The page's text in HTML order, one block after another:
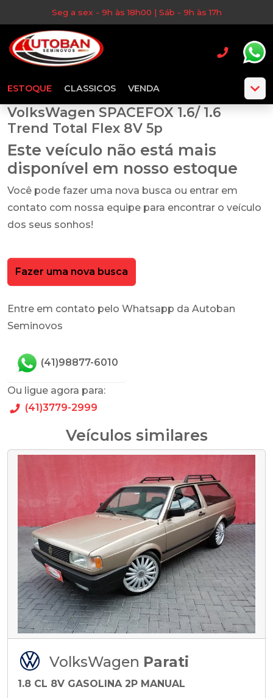
Seg a sex - 9h às 18h00 | Sáb - 9h às 17h
ESTOQUE CLASSICOS VENDA
VolksWagen SPACEFOX 1.6/ 1.6
Trend Total Flex 8V 5p
Este veículo não está mais
disponível em nosso estoque
Você pode fazer uma nova busca ou entrar em
contato com nossa equipe para encontrar o veículo
dos seus sonhos!
Fazer uma nova busca
Entre em contato pelo Whatsapp da Autoban
Seminovos
(41)98877-6010
Ou ligue agora para:
(41)3779-2999
Veículos similares
VolksWagen Parati
1.8 CL 8V GASOLINA 2P MANUAL